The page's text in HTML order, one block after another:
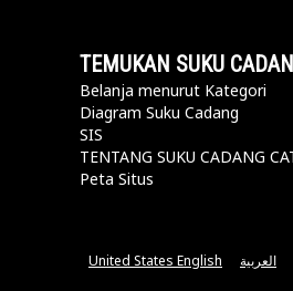
TEMUKAN SUKU
Belanja menurut Kategori
Diagram Suku Cadang
SIS
TENTANG SUKU CADANG
Peta Situs
United States English العربية